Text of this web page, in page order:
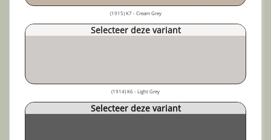
(1915) K7 - Cream Grey
Selecteer deze variant
(1914) K6 - Light Grey
Selecteer deze variant